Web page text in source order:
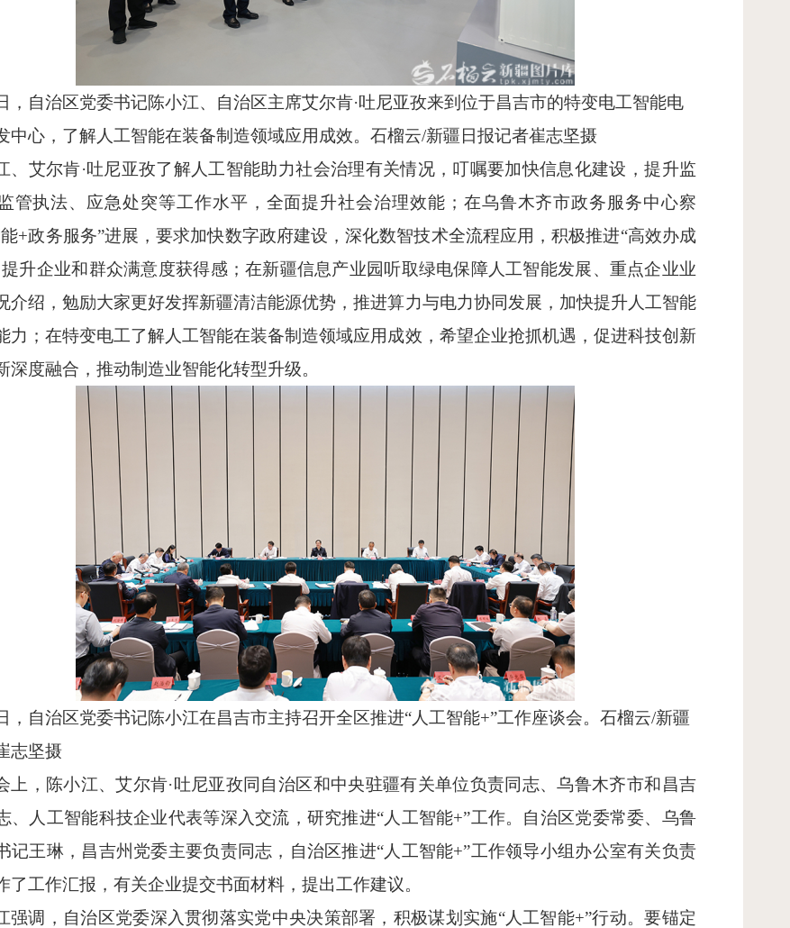
，自治区党委书记陈小江、自治区主席艾尔肯·吐尼亚孜来到位于昌吉市的特变电工智能电
中心，了解人工智能在装备制造领域应用成效。石榴云/新疆日报记者崔志坚摄
、艾尔肯·吐尼亚孜了解人工智能助力社会治理有关情况，叮嘱要加快信息化建设，提升监
管执法、应急处突等工作水平，全面提升社会治理效能；在乌鲁木齐市政务服务中心察
+政务服务”进展，要求加快数字政府建设，深化数智技术全流程应用，积极推进“高效办成
升企业和群众满意度获得感；在新疆信息产业园听取绿电保障人工智能发展、重点企业业
介绍，勉励大家更好发挥新疆清洁能源优势，推进算力与电力协同发展，加快提升人工智能
力；在特变电工了解人工智能在装备制造领域应用成效，希望企业抢抓机遇，促进科技创新
深度融合，推动制造业智能化转型升级。
，自治区党委书记陈小江在昌吉市主持召开全区推进“人工智能+”工作座谈会。石榴云/新疆
志坚摄
上，陈小江、艾尔肯·吐尼亚孜同自治区和中央驻疆有关单位负责同志、乌鲁木齐市和昌吉
、人工智能科技企业代表等深入交流，研究推进“人工智能+”工作。自治区党委常委、乌鲁
记王琳，昌吉州党委主要负责同志，自治区推进“人工智能+”工作领导小组办公室有关负责
了工作汇报，有关企业提交书面材料，提出工作建议。
强调，自治区党委深入贯彻落实党中央决策部署，积极谋划实施“人工智能+”行动。要锚定